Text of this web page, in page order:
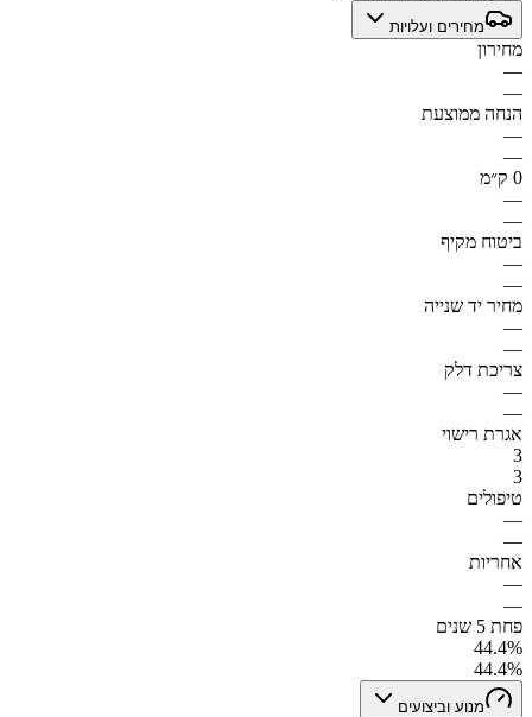
מחירים ועלויות
מחירון
—
—
הנחה ממוצעת
—
—
0 ק״מ
—
—
ביטוח מקיף
—
—
מחיר יד שנייה
—
—
צריכת דלק
—
—
אגרת רישוי
3
3
טיפולים
—
—
אחריות
—
—
פחת 5 שנים
44.4%
44.4%
מנוע וביצועים